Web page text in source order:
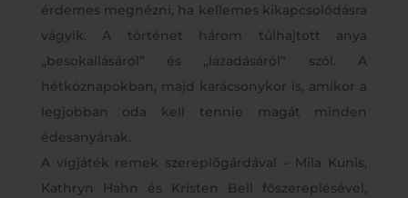
érdemes megnézni, ha kellemes kikapcsolódásra
vágyik. A történet három túlhajtott anya
,,besokallásáról” és ,,lázadásáról” szól. A
hétköznapokban, majd karácsonykor is, amikor a
legjobban oda kell tennie magát minden
édesanyának.
A vígjáték remek szereplőgárdával – Mila Kunis,
Kathryn Hahn és Kristen Bell főszereplésével,